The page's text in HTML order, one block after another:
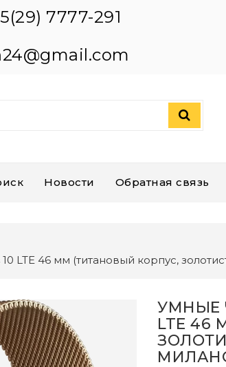
7777-291
Новости Обратная связь
LTE 46 мм (титановый корпус,
УМНЫЕ
LTE